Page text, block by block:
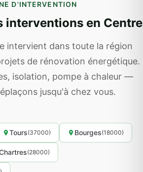
D'INTERVENTION
interventions en Centre
intervient dans toute la région
de rénovation énergétique.
isolation, pompe à chaleur —
jusqu'à chez vous.
Tours(37000) Bourges(18000)
(28000)